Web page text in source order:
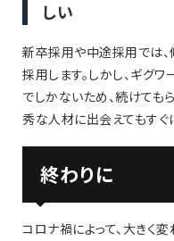
しい
新卒採用や中途採用では
採用します。しかし、ギグ
でしかないため、続けても
秀な人材に出会えてもすぐ
終わりに
コロナ禍によって、大きく